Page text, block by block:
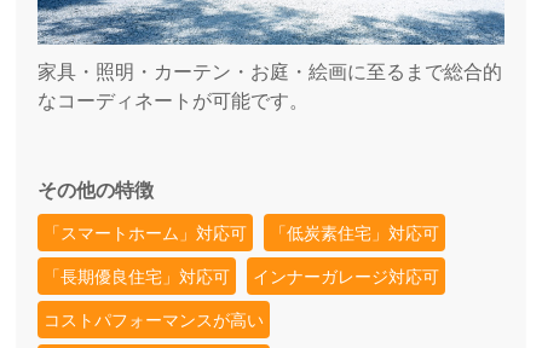
家具・照明・カーテン・お庭・絵画に至るまで総合的
なコーディネートが可能です。
その他の特徴
「スマートホーム」対応可
「低炭素住宅」対応可
「長期優良住宅」対応可
インナーガレージ対応可
コストパフォーマンスが高い